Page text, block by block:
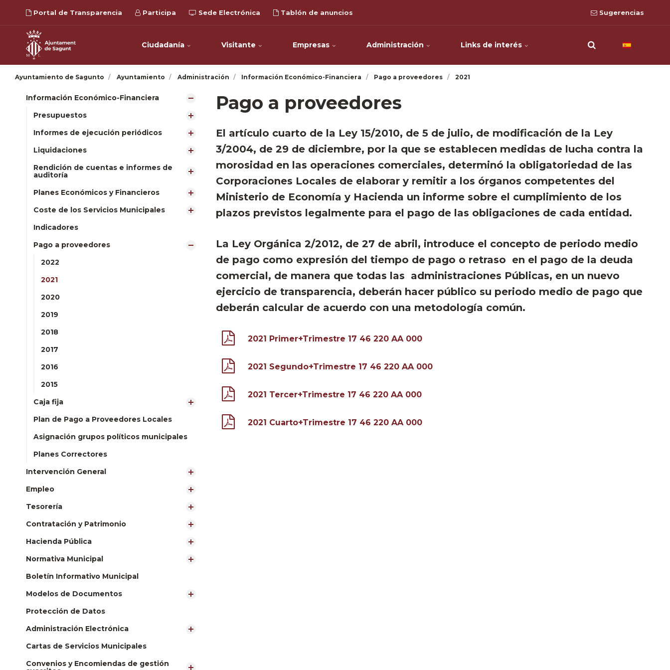
Portal de Transparencia Participa Sede Electrónica Tablón de anuncios Sugerencias
Ciudadanía Visitante Empresas Administración Links de interés
Ayuntamiento de Sagunto Ayuntamiento Administración Información Económico-Financiera Pago a proveedores 2021
Información Económico-Financiera
Presupuestos
Informes de ejecución periódicos
Liquidaciones
Rendición de cuentas e informes de
auditoría
Planes Económicos y Financieros
Coste de los Servicios Municipales
Indicadores
Pago a proveedores
2022
2021
2020
2019
2018
2017
2016
2015
Caja fija
Plan de Pago a Proveedores Locales
Asignación grupos políticos municipales
Planes Correctores
Intervención General
Empleo
Tesorería
Contratación y Patrimonio
Hacienda Pública
Normativa Municipal
Boletín Informativo Municipal
Modelos de Documentos
Protección de Datos
Administración Electrónica
Cartas de Servicios Municipales
Convenios y Encomiendas de gestión
Pago a proveedores
El artículo cuarto de la Ley 15/2010, de 5 de julio, de modificación de la Ley
3/2004, de 29 de diciembre, por la que se establecen medidas de lucha contra la
morosidad en las operaciones comerciales, determinó la obligatoriedad de las
Corporaciones Locales de elaborar y remitir a los órganos competentes del
Ministerio de Economía y Hacienda un informe sobre el cumplimiento de los
plazos previstos legalmente para el pago de las obligaciones de cada entidad.​
La Ley Orgánica 2/2012, de 27 de abril, introduce el concepto de periodo medio
de pago como expresión del tiempo de pago o retraso en el pago de la deuda
comercial, de manera que todas las administraciones Públicas, en un nuevo
ejercicio de transparencia, deberán hacer público su periodo medio de pago que
deberán calcular de acuerdo con una metodología común.
2021 Primer+Trimestre 17 46 220 AA 000
2021 Segundo+Trimestre 17 46 220 AA 000
2021 Tercer+Trimestre 17 46 220 AA 000
2021 Cuarto+Trimestre 17 46 220 AA 000